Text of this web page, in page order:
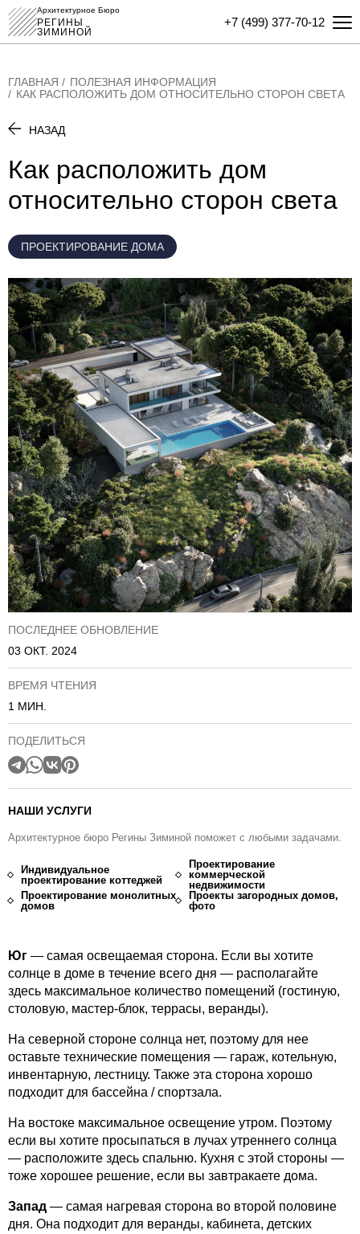
Архитектурное Бюро
РЕГИНЫ
ЗИМИНОЙ
+7 (499) 377-70-12
ГЛАВНАЯ
ПОЛЕЗНАЯ ИНФОРМАЦИЯ
КАК РАСПОЛОЖИТЬ ДОМ ОТНОСИТЕЛЬНО СТОРОН СВЕТА
НАЗАД
Как расположить дом
относительно сторон света
ПРОЕКТИРОВАНИЕ ДОМА
ПОСЛЕДНЕЕ ОБНОВЛЕНИЕ
03 ОКТ. 2024
ВРЕМЯ ЧТЕНИЯ
1 МИН.
ПОДЕЛИТЬСЯ
НАШИ УСЛУГИ
Архитектурное бюро Регины Зиминой поможет с любыми задачами.
Индивидуальное
проектирование коттеджей
Проектирование
коммерческой
недвижимости
Проектирование монолитных
домов
Проекты загородных домов,
фото
Юг — самая освещаемая сторона. Если вы хотите
солнце в доме в течение всего дня — располагайте
здесь максимальное количество помещений (гостиную,
столовую, мастер-блок, террасы, веранды).
На северной стороне солнца нет, поэтому для нее
оставьте технические помещения — гараж, котельную,
инвентарную, лестницу. Также эта сторона хорошо
подходит для бассейна / спортзала.
На востоке максимальное освещение утром. Поэтому
если вы хотите просыпаться в лучах утреннего солнца
— расположите здесь спальню. Кухня с этой стороны —
тоже хорошее решение, если вы завтракаете дома.
Запад — самая нагревая сторона во второй половине
дня. Она подходит для веранды, кабинета, детских